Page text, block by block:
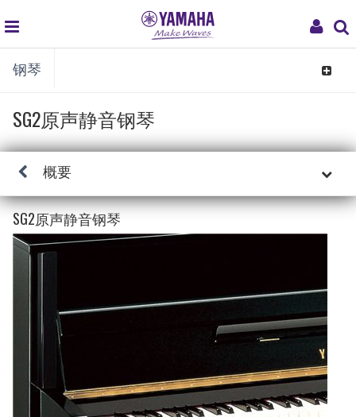
My
global
navigation
钢琴
Toggle
SG2原声静音钢琴
概要
SG2原声静音钢琴